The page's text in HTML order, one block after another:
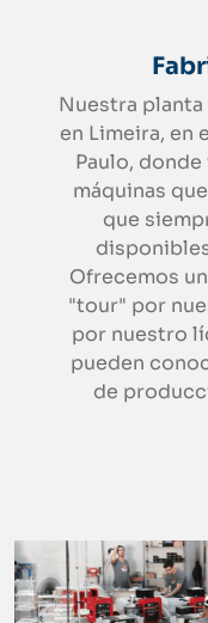
Nuestra
en Limeira, en
Paulo,
máquinas
que
Ofrecemos
"tour" por
por nuestro
pueden
de